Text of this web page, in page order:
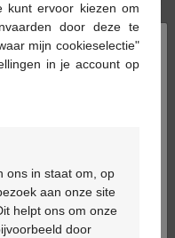
volgende
apotheek
×
kunt ervoor kiezen om
door deze te
mijn cookieselectie"
in je account op
ons in staat om, op
aan onze site
helpt ons om onze
door